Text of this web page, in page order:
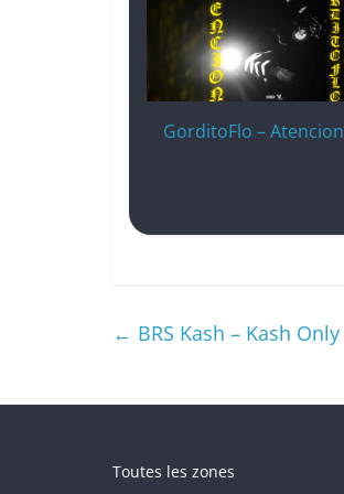
GorditoFlo – Atencion
← BRS Kash – Kash Only
Toutes les zones